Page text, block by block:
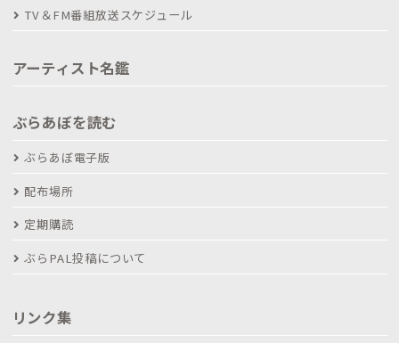
TV＆FM番組放送スケジュール
アーティスト名鑑
ぶらあぼを読む
ぶらあぼ電子版
配布場所
定期購読
ぶらPAL投稿について
リンク集